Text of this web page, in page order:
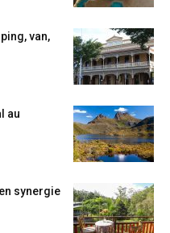
van,
au
synergie